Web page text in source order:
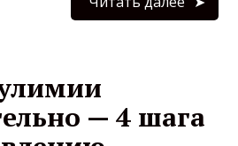
— 4 шага